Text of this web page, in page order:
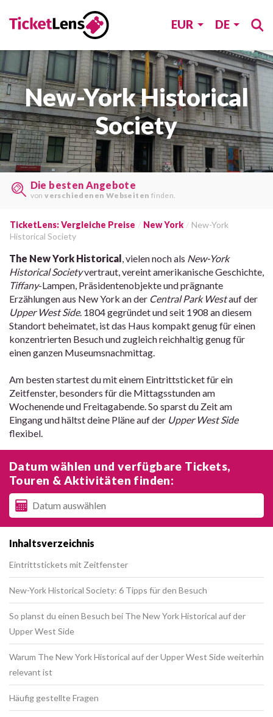
EUR DE
New-York Historical
Society
Die besten Angebote
vonverschiedenen Webseiten finden.
TicketLens: Vergleiche Preise New York
New-York
Historical Society
The New York Historical , vielen noch als New-York
Historical Societyvertraut, vereint amerikanische Geschichte,
Tiffany-Lampen, Präsidentenobjekte und prägnante
Erzählungen aus New York an der Central Park Westauf der
Upper West Side. 1804 gegründet und seit 1908 an diesem
Standort beheimatet, ist das Haus kompakt genug für einen
konzentrierten Besuch und zugleich reichhaltig genug für
einen ganzen Museumsnachmittag.
Am besten startest du mit einem Eintrittsticket für ein
Zeitfenster, besonders für die Mittagsstunden am
Wochenende und Freitagabende. So sparst du Zeit am
Eingang und hältst deine Pläne auf der Upper West Side
flexibel.
Datum wählen und verfügbare Tickets,
Touren & Aktivitäten finden:
Inhaltsverzeichnis
Eintrittstickets mit Zeitfenster
New-York Historical Society: 6 Tipps für den Besuch
So planst du einen Besuch bei The New York Historical auf der
Upper West Side
Warum The New York Historical auf der Upper West Side weiterhin
relevant ist
Häufig gestellte Fragen